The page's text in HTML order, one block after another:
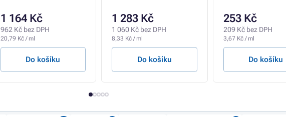
1 164 Kč
962 Kč bez DPH
20,79 Kč / ml
Do košíku
1 283 Kč
1 060 Kč bez DPH
8,33 Kč / ml
Do košíku
253 Kč
209 Kč bez DPH
3,67 Kč / ml
Do košíku